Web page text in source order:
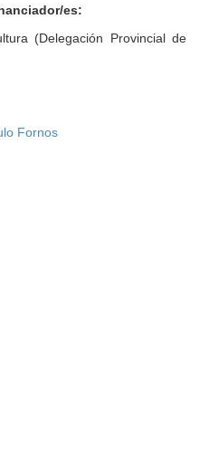
es:
(Delegación Provincial de
Fornos